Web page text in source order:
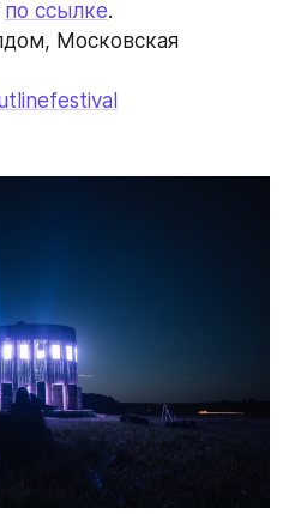
по ссылке.
Московская